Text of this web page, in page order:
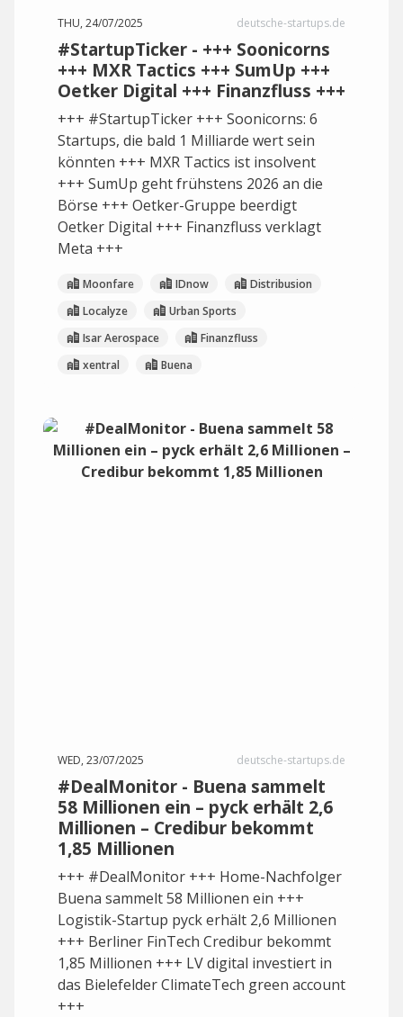
THU, 24/07/2025 deutsche-startups.de
#StartupTicker - +++ Soonicorns
+++ MXR Tactics +++ SumUp +++
Oetker Digital +++ Finanzfluss +++
+++ #StartupTicker +++ Soonicorns: 6
Startups, die bald 1 Milliarde wert sein
könnten +++ MXR Tactics ist insolvent
+++ SumUp geht frühstens 2026 an die
Börse +++ Oetker-Gruppe beerdigt
Oetker Digital +++ Finanzfluss verklagt
Meta +++
Moonfare IDnow
Distribusion
Localyze
Urban Sports
Isar Aerospace
Finanzfluss
xentral
Buena
WED, 23/07/2025 deutsche-startups.de
#DealMonitor - Buena sammelt
58 Millionen ein – pyck erhält 2,6
Millionen – Credibur bekommt
1,85 Millionen
+++ #DealMonitor +++ Home-Nachfolger
Buena sammelt 58 Millionen ein +++
Logistik-Startup pyck erhält 2,6 Millionen
+++ Berliner FinTech Credibur bekommt
1,85 Millionen +++ LV digital investiert in
das Bielefelder ClimateTech green account
+++